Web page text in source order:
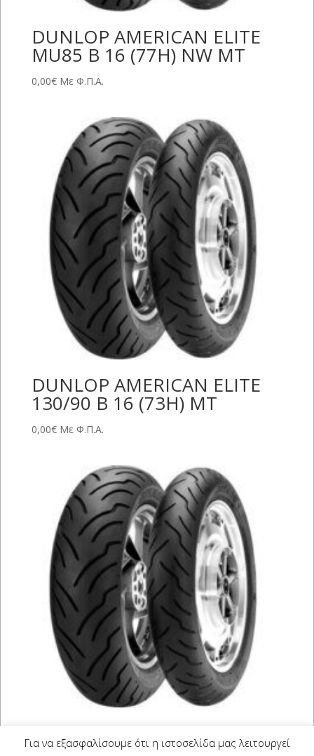
DUNLOP AMERICAN ELITE
MU85 B 16 (77H) NW MT
0,00€ Με Φ.Π.Α.
DUNLOP AMERICAN ELITE
130/90 B 16 (73H) MT
0,00€ Με Φ.Π.Α.
DUNLOP AMERICAN ELITE
MT90 B 16 (72H) NW
Για να εξασφαλίσουμε ότι η ιστοσελίδα μας λειτουργεί